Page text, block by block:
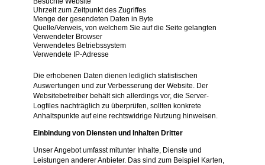
Uhrzeit zum Zeitpunkt des Zugriffes
Menge der gesendeten Daten in Byte
Quelle/Verweis, von welchem Sie auf die Seite gelangten
Verwendeter Browser
Verwendetes Betriebssystem
Verwendete IP-Adresse
Die erhobenen Daten dienen lediglich statistischen
Auswertungen und zur Verbesserung der Website. Der
Websitebetreiber behält sich allerdings vor, die Server-
Logfiles nachträglich zu überprüfen, sollten konkrete
Anhaltspunkte auf eine rechtswidrige Nutzung hinweisen.
Einbindung von Diensten und Inhalten Dritter
Unser Angebot umfasst mitunter Inhalte, Dienste und
Leistungen anderer Anbieter. Das sind zum Beispiel Karten,